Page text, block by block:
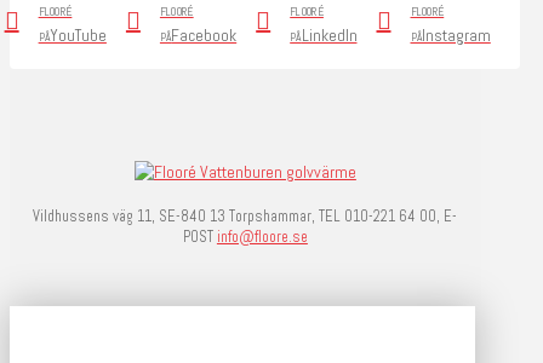
FLOORÉ
PÅYouTube
FLOORÉ
PÅFacebook
FLOORÉ
PÅLinkedIn
FLOORÉ
PÅInstagram
Vildhussens väg 11, SE-840 13 Torpshammar, TEL 010-221 64 00, E-
POST info@floore.se